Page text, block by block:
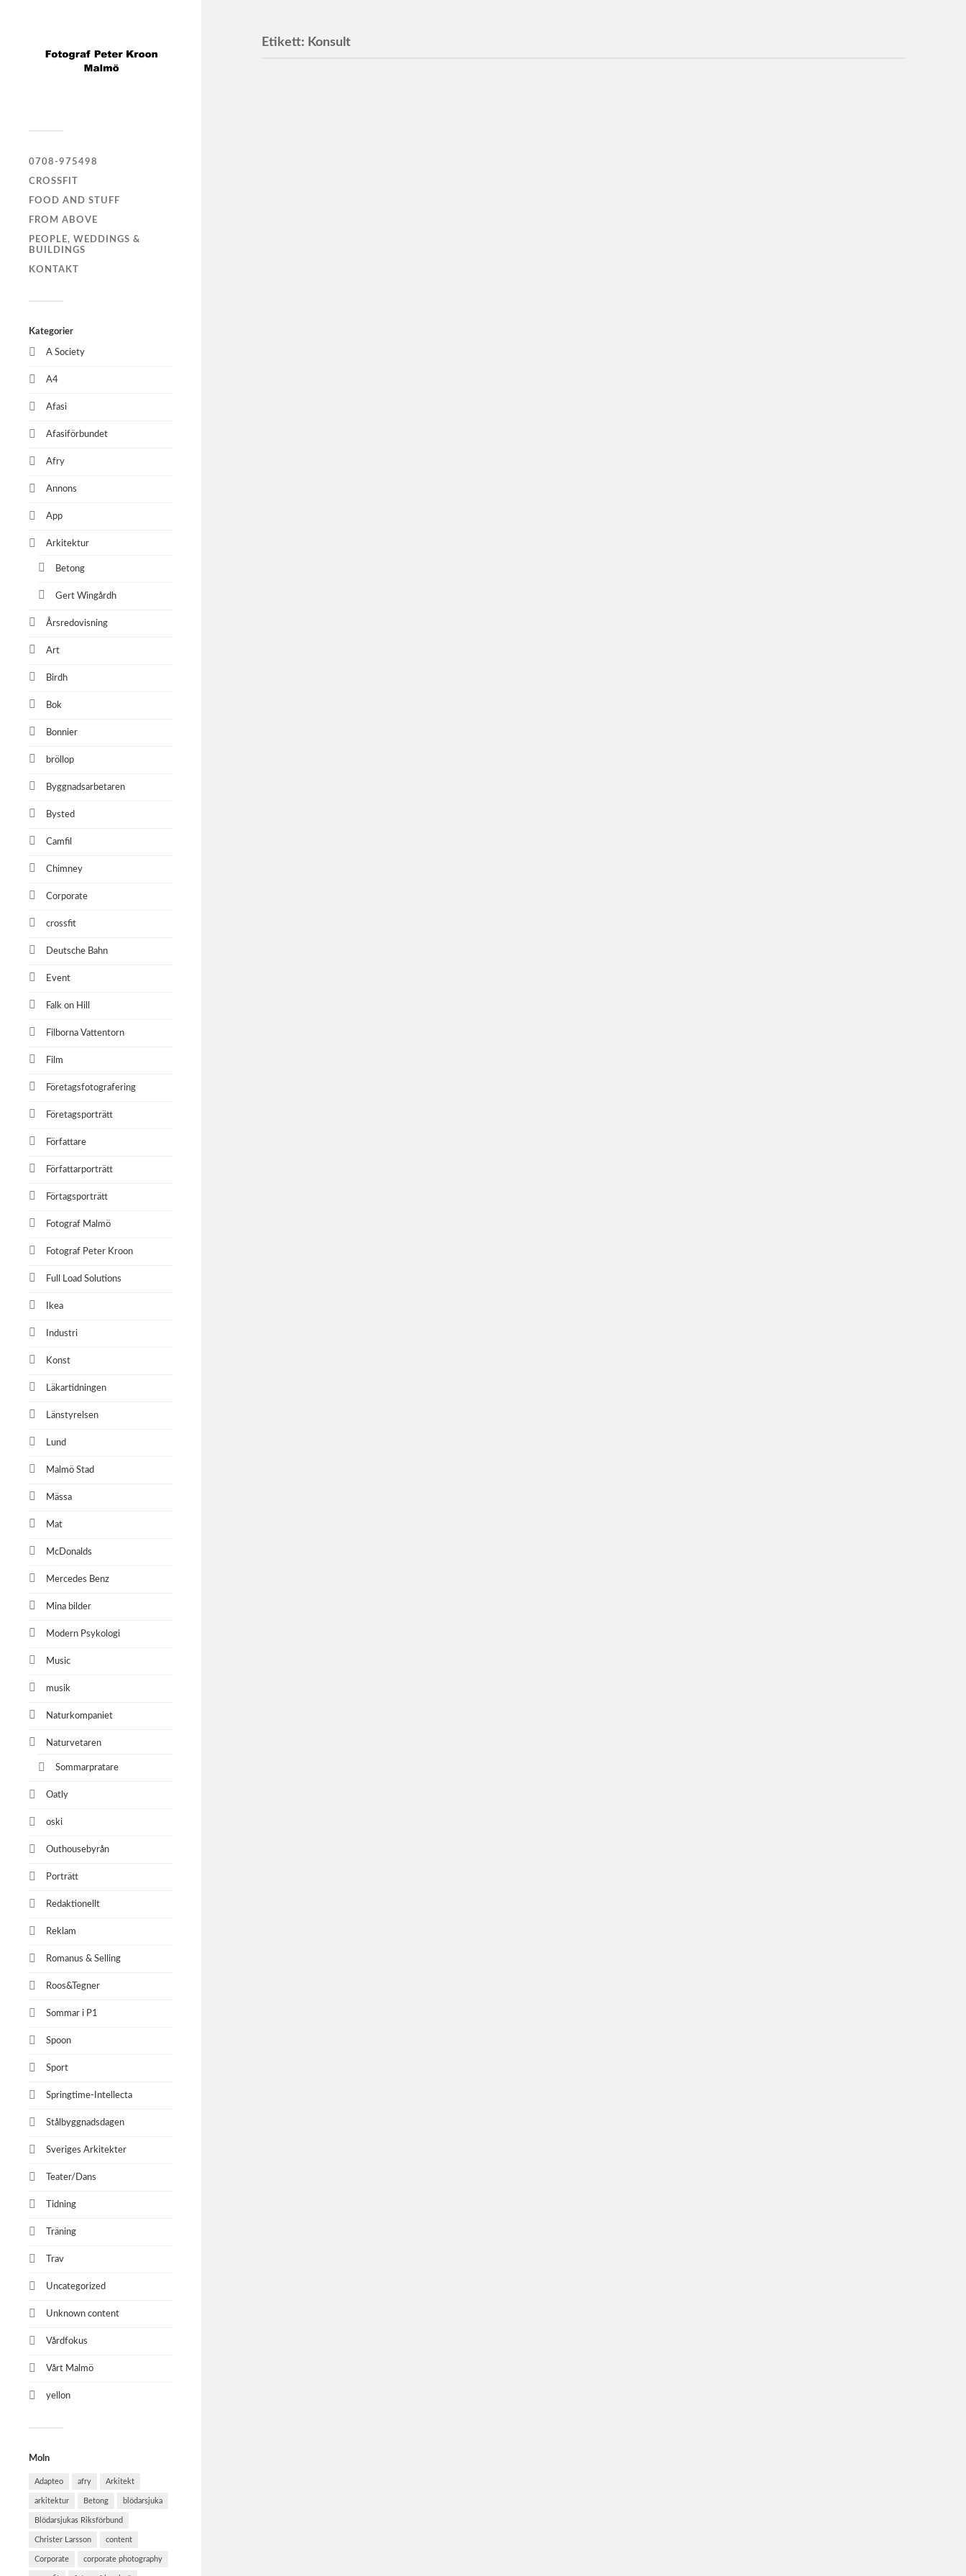
0708-975498
CROSSFIT
FOOD AND STUFF
FROM ABOVE
PEOPLE, WEDDINGS &
BUILDINGS
KONTAKT
Kategorier
A Society
A4
Afasi
Afasiförbundet
Afry
Annons
App
Arkitektur
Betong
Gert Wingårdh
Årsredovisning
Art
Birdh
Bok
Bonnier
bröllop
Byggnadsarbetaren
Bysted
Camfil
Chimney
Corporate
crossfit
Deutsche Bahn
Event
Falk on Hill
Filborna Vattentorn
Film
Företagsfotografering
Företagsporträtt
Författare
Författarporträtt
Förtagsporträtt
Fotograf Malmö
Fotograf Peter Kroon
Full Load Solutions
Ikea
Industri
Konst
Läkartidningen
Länstyrelsen
Lund
Malmö Stad
Mässa
Mat
McDonalds
Mercedes Benz
Mina bilder
Modern Psykologi
Music
musik
Naturkompaniet
Naturvetaren
Sommarpratare
Oatly
oski
Outhousebyrån
Porträtt
Redaktionellt
Reklam
Romanus & Selling
Roos&Tegner
Sommar i P1
Spoon
Sport
Springtime-Intellecta
Stålbyggnadsdagen
Sveriges Arkitekter
Teater/Dans
Tidning
Träning
Trav
Uncategorized
Unknown content
Vårdfokus
Vårt Malmö
yellon
Moln
Adapteo afry Arkitekt
arkitektur Betong blödarsjuka
Blödarsjukas Riksförbund
Christer Larsson content
Corporate corporate photography
Etikett: Konsult